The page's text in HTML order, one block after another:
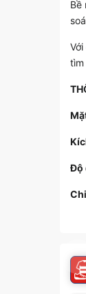
Bề
tìm
Độ